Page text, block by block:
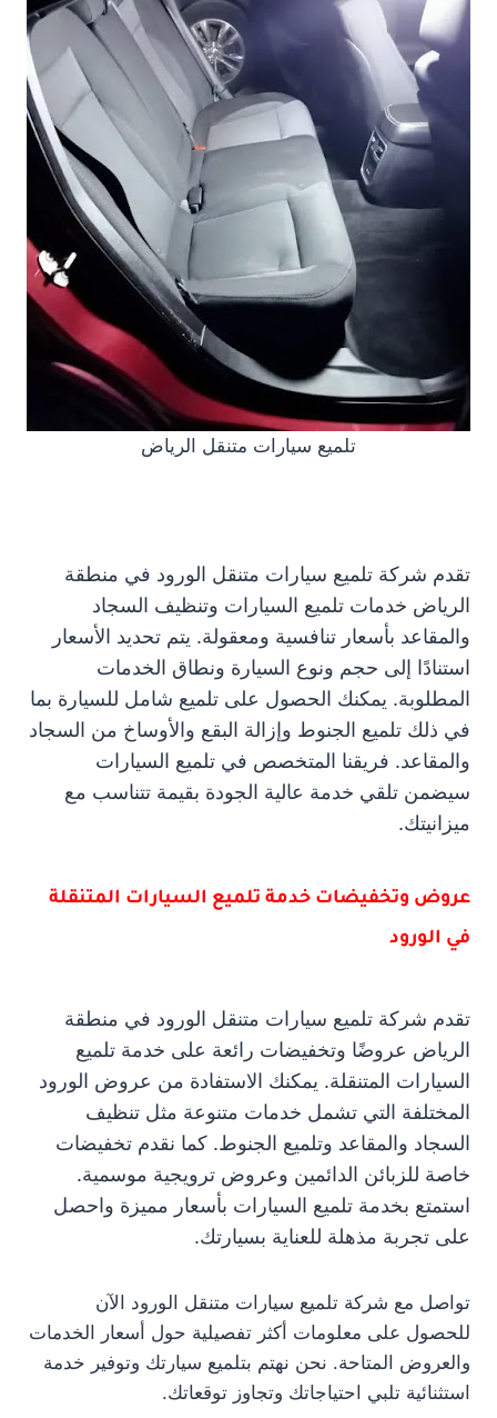
تلميع سيارات متنقل الرياض
تقدم شركة تلميع سيارات متنقل الورود في منطقة
الرياض خدمات تلميع السيارات وتنظيف السجاد
والمقاعد بأسعار تنافسية ومعقولة. يتم تحديد الأسعار
استنادًا إلى حجم ونوع السيارة ونطاق الخدمات
المطلوبة. يمكنك الحصول على تلميع شامل للسيارة بما
في ذلك تلميع الجنوط وإزالة البقع والأوساخ من السجاد
والمقاعد. فريقنا المتخصص في تلميع السيارات
سيضمن تلقي خدمة عالية الجودة بقيمة تتناسب مع
ميزانيتك.
عروض وتخفيضات خدمة تلميع السيارات المتنقلة
في الورود
تقدم شركة تلميع سيارات متنقل الورود في منطقة
الرياض عروضًا وتخفيضات رائعة على خدمة تلميع
السيارات المتنقلة. يمكنك الاستفادة من عروض الورود
المختلفة التي تشمل خدمات متنوعة مثل تنظيف
السجاد والمقاعد وتلميع الجنوط. كما نقدم تخفيضات
خاصة للزبائن الدائمين وعروض ترويجية موسمية.
استمتع بخدمة تلميع السيارات بأسعار مميزة واحصل
على تجربة مذهلة للعناية بسيارتك.
تواصل مع شركة تلميع سيارات متنقل الورود الآن
للحصول على معلومات أكثر تفصيلية حول أسعار الخدمات
والعروض المتاحة. نحن نهتم بتلميع سيارتك وتوفير خدمة
استثنائية تلبي احتياجاتك وتجاوز توقعاتك.